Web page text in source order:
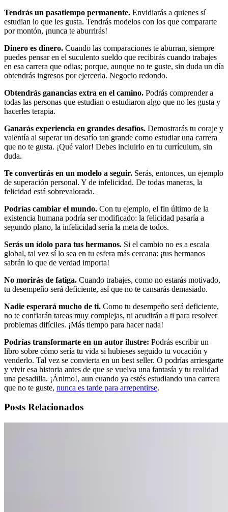
Tendrás un pasatiempo permanente. Envidiarás a quienes sí
estudian lo que les gusta. Tendrás modelos con los que compararte
por montón, ¡nunca te aburrirás!
Dinero es dinero. Cuando las comparaciones te aburran, siempre
puedes pensar en el suculento sueldo que recibirás cuando trabajes
en esa carrera que odias; porque, aunque no te guste, sin duda un día
obtendrás ingresos por ejercerla. Negocio redondo.
Obtendrás ganancias extra en el camino. Podrás comprender a
todas las personas que estudian o estudiaron algo que no les gusta y
hacerles terapia.
Ganarás experiencia en grandes desafíos. Demostrarás tu coraje y
valentía al superar un desafío tan grande como estudiar una carrera
que no te gusta. ¡Qué valor! Debes incluirlo en tu currículum, sin
duda.
Te convertirás en un modelo a seguir. Serás, entonces, un ejemplo
de superación personal. Y de infelicidad. De todas maneras, la
felicidad está sobrevalorada.
Podrías cambiar el mundo. Con tu ejemplo, el fin último de la
existencia humana podría ser modificado: la felicidad pasaría a
segundo plano, la infelicidad sería la meta de todos.
Serás un ídolo para tus hermanos. Si el cambio no es a escala
global, tal vez sí lo sea en tu esfera más cercana: ¡tus hermanos
sabrán lo que de verdad importa!
No morirás de fatiga. Cuando trabajes, como no estarás motivado,
tu desempeño será deficiente, así que no te cansarás demasiado.
Nadie esperará mucho de ti. Como tu desempeño será deficiente,
no te confiarán tareas muy complejas, ni acudirán a ti para resolver
problemas difíciles. ¡Más tiempo para hacer nada!
Podrías transformarte en un autor ilustre: Podrás escribir un
libro sobre cómo sería tu vida si hubieses seguido tu vocación y
venderlo. Tal vez se convierta en un best seller. O podrías arriesgarte
y vivir esa historia antes de que se vuelva una fantasía y tu realidad
una pesadilla. ¡Ánimo!, aun cuando ya estés estudiando una carrera
que no te guste, nunca es tarde para arrepentirse.
Posts Relacionados